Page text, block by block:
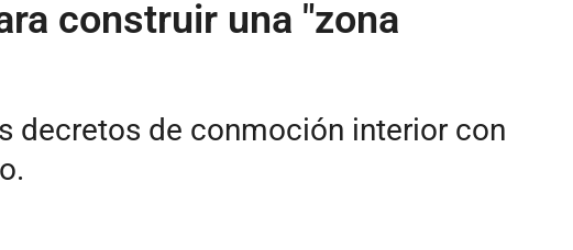
construir una "zona
decretos de conmoción interior con